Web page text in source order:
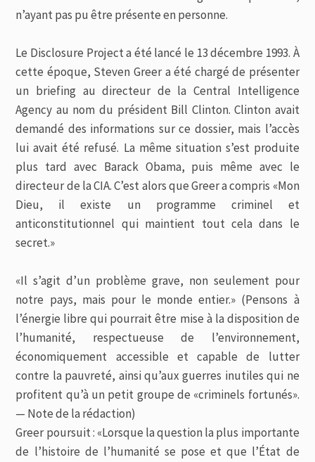
n’ayant pas pu être présente en personne.
Le Disclosure Project a été lancé le 13 décembre 1993. À
cette époque, Steven Greer a été chargé de présenter
un briefing au directeur de la Central Intelligence
Agency au nom du président Bill Clinton. Clinton avait
demandé des informations sur ce dossier, mais l’accès
lui avait été refusé. La même situation s’est produite
plus tard avec Barack Obama, puis même avec le
directeur de la CIA. C’est alors que Greer a compris «Mon
Dieu, il existe un programme criminel et
anticonstitutionnel qui maintient tout cela dans le
secret.»
«Il s’agit d’un problème grave, non seulement pour
notre pays, mais pour le monde entier.» (Pensons à
l’énergie libre qui pourrait être mise à la disposition de
l’humanité, respectueuse de l’environnement,
économiquement accessible et capable de lutter
contre la pauvreté, ainsi qu’aux guerres inutiles qui ne
profitent qu’à un petit groupe de «criminels fortunés».
— Note de la rédaction)
Greer poursuit : «Lorsque la question la plus importante
de l’histoire de l’humanité se pose et que l’État de